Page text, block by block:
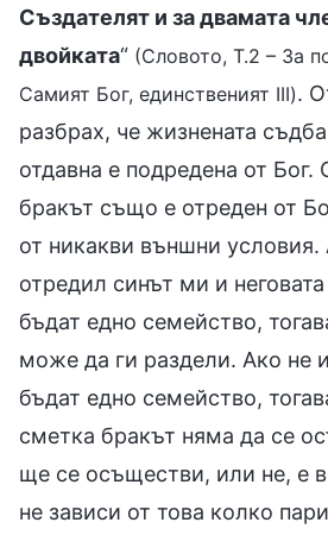
Създателят и за двамата
двойката“ (Словото, Т.2 – За
Самият Бог, единственият III).
разбрах, че жизнената
отдавна е подредена от
бракът също е отреден от
от никакви външни условия.
отредил синът ми и
бъдат едно семейство,
може да ги раздели. Ако не
бъдат едно семейство,
сметка бракът няма да се
ще се осъществи, или не, е
не зависи от това колко